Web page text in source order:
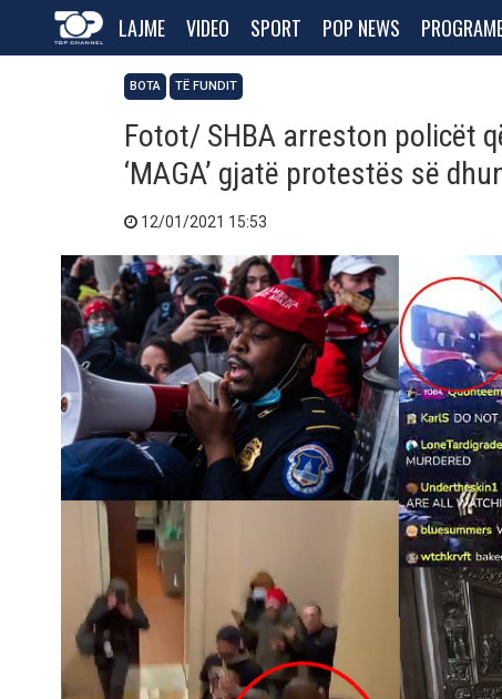
LAJME VIDEO SPORT POP NEWS
BOTA TË FUNDIT
Fotot/ SHBA arreston policët
‘MAGA’ gjatë protestës së
12/01/2021 15:53